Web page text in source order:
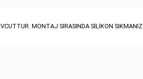
MONTAJ SIRASINDA SİLİKON SIKMANIZ